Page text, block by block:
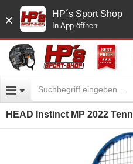
× HP´s Sport Shop
In App öffnen
HEAD Instinct MP 2022